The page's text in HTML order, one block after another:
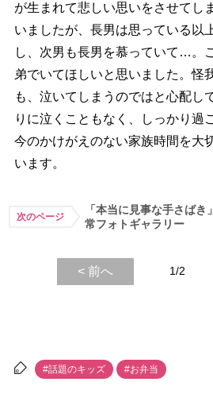
が生まれて悲しい思いをさせてし
いましたが、長男は思っている以
し、次男も長男を慕っていて…。
弟でいてほしいと思いました。怪
も、泣いてしまうのではと心配し
りに泣くこともなく、しっかり過
今のかけがえのない家族時間を大
います。
次のページ
「本当に見事な手さば
常フォトギャラリー
< 前へ 1/2
#話題のキッズ #お弁当